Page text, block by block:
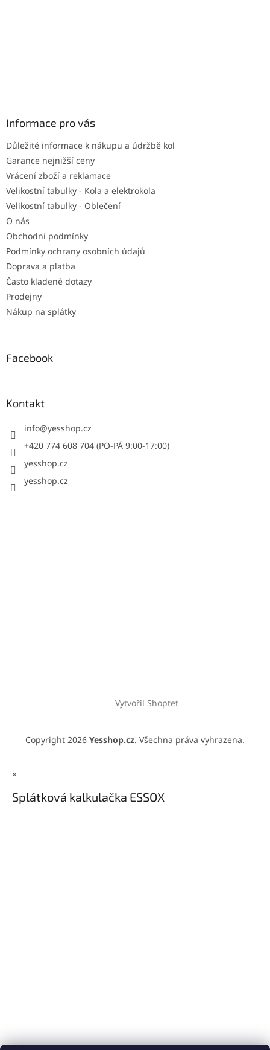
Informace pro vás
Důležité informace k nákupu a údržbě kol
Garance nejnižší ceny
Vrácení zboží a reklamace
Velikostní tabulky - Kola a elektrokola
Velikostní tabulky - Oblečení
O nás
Obchodní podmínky
Podmínky ochrany osobních údajů
Doprava a platba
Často kladené dotazy
Prodejny
Nákup na splátky
Facebook
Kontakt
info@yesshop.cz
+420 774 608 704 (PO-PÁ 9:00-17:00)
yesshop.cz
yesshop.cz
Vytvořil Shoptet
Copyright 2026 Yesshop.cz. Všechna práva vyhrazena.
×
Splátková kalkulačka ESSOX